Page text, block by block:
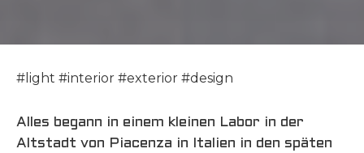
#light #interior #exterior #design
Alles begann in einem kleinen Labor in der
Altstadt von Piacenza in Italien in den späten